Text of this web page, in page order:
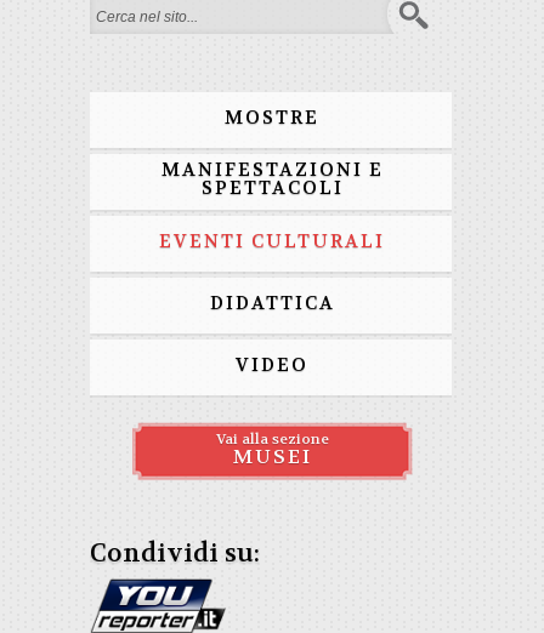
Form di ricerca
MOSTRE
MANIFESTAZIONI E
SPETTACOLI
EVENTI CULTURALI
DIDATTICA
VIDEO
Vai alla sezione
MUSEI
Condividi su: